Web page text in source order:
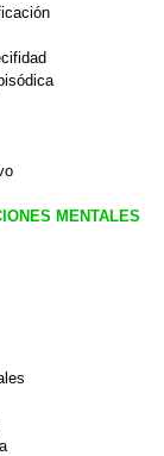
MENTALES